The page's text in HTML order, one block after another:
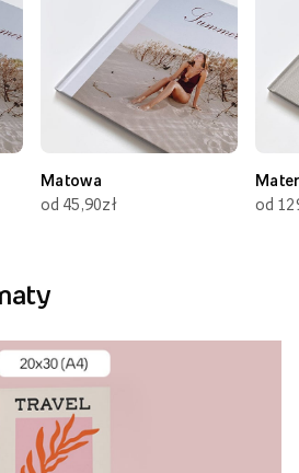
Matowa
od 45,90zł
od